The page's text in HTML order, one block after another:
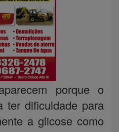
porque o
ter dificuldade para
a glicose como